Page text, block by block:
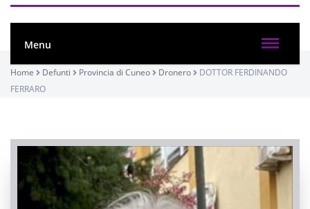
Menu
Home Defunti Provincia di Cuneo Dronero
DOTTOR FERDINANDO
FERRARO